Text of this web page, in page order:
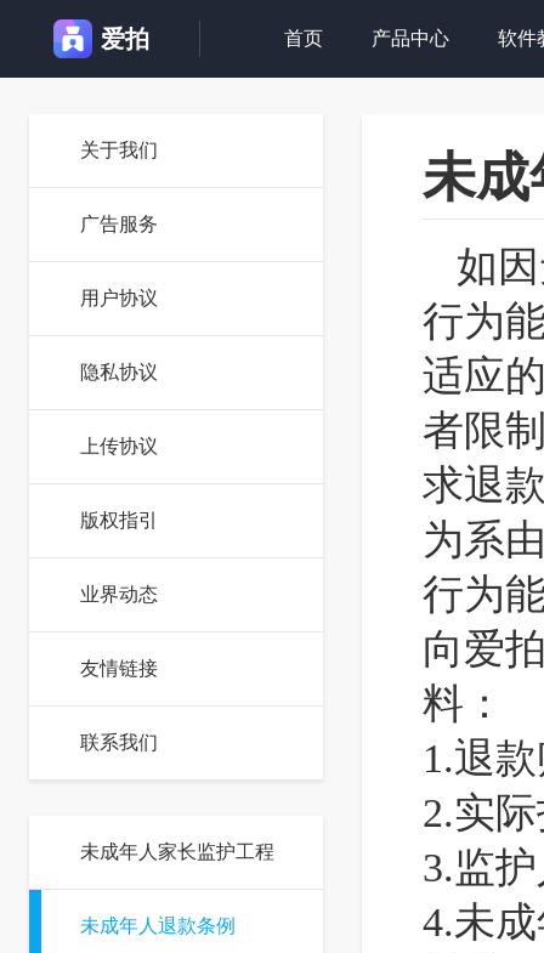
爱拍 首页 产品中心 软件
关于我们
广告服务
用户协议
隐私协议
上传协议
版权指引
业界动态
友情链接
联系我们
未成年人家长监护工程
未成年人退款条例
未成
如
行为
适应
者限
求退
为系
行为
向爱
料：
1.退
2.实
3.监
4.未